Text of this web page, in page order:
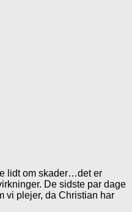
lidt om skader…det er
De sidste par dage
vi plejer, da Christian har